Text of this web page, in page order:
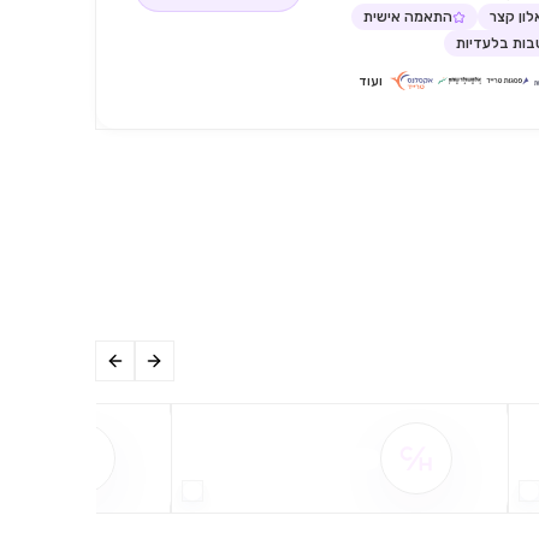
קצר
התאמה אישית
בלעדיות
ועוד